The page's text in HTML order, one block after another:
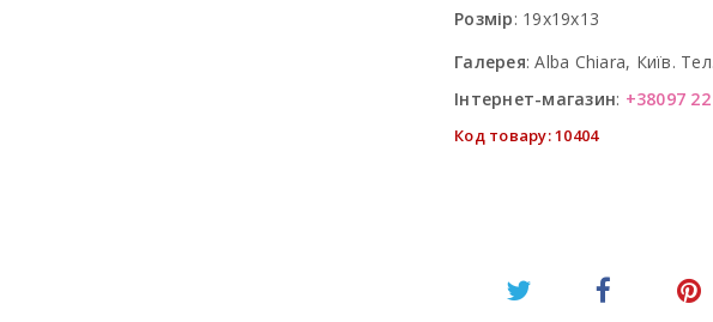
Розмір: 19x19x13
Галерея:Alba Chiara, Київ.
Інтернет-магазин: +38097
Код товару: 10404